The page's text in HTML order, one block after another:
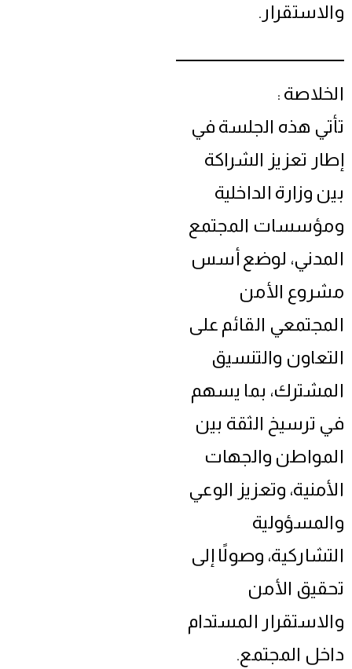
والاستقرار.
الخلاصة :
تأتي هذه الجلسة في
إطار تعزيز الشراكة
بين وزارة الداخلية
ومؤسسات المجتمع
المدني، لوضع أسس
مشروع الأمن
المجتمعي القائم على
التعاون والتنسيق
المشترك، بما يسهم
في ترسيخ الثقة بين
المواطن والجهات
الأمنية، وتعزيز الوعي
والمسؤولية
التشاركية، وصولًا إلى
تحقيق الأمن
والاستقرار المستدام
داخل المجتمع.